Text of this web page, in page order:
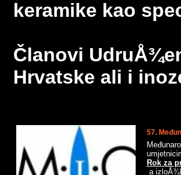
keramike kao
Članovi
Hrvatske ali i
57.
Rok za
a